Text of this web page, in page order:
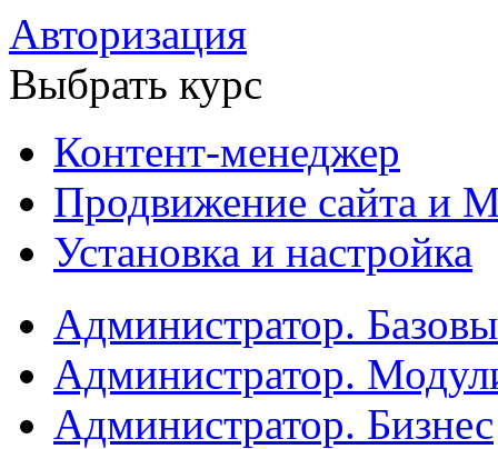
Авторизация
Выбрать курс
Контент-менеджер
Продвижение сайта и
Установка и настройка
Администратор.
Администратор.
Администратор. Бизнес